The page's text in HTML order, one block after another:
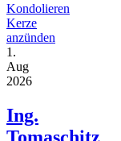
Kondolieren
Kerze
anzünden
1.
Aug
2026
Ing.
Tomaschitz